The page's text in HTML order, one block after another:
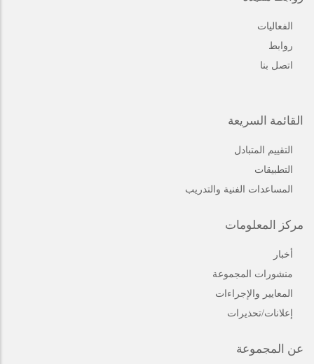
الفعاليات
روابط
اتصل بنا
القائمة السريعة
التقييم المتبادل
التطبيقات
المساعدات الفنية والتدريب
مركز المعلومات
أخبار
منشورات المجموعة
المعايير والإجراءات
إعلانات/تحذيرات
عن المجموعة